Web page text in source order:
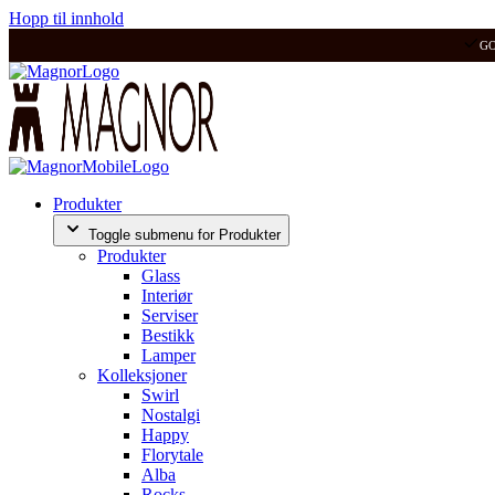
Hopp til innhold
Produkter
Toggle submenu for Produkter
Produkter
Glass
Interiør
Serviser
Bestikk
Lamper
Kolleksjoner
Swirl
Nostalgi
Happy
Florytale
Alba